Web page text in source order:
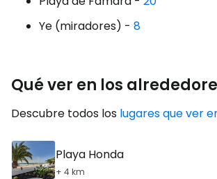
Ye (miradores) - 8
Qué ver en los
Descubre todos los lugares que ver
Playa Honda
+ 4 km